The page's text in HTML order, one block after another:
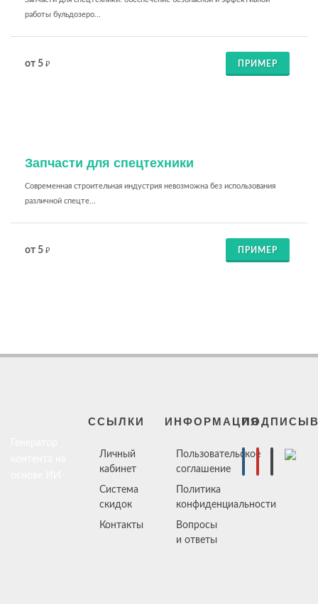
работы бульдозеро...
от 5 ₽ ПРИМЕР
Запчасти для спецтехники
Современная строительная индустрия невозможна без использования
различной спецте...
от 5 ₽ ПРИМЕР
ССЫЛКИ
Личный
кабинет
Система
скидок
Контакты
ИНФОРМАЦИЯ
Пользовательское
соглашение
Политика
конфиденциальности
Вопросы
и ответы